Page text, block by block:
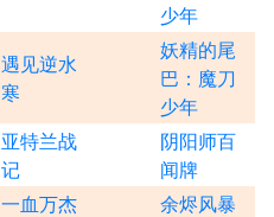
少年
遇见逆水
寒
妖精的尾
巴：魔刀
少年
亚特兰战
记
阴阳师百
闻牌
一血万杰
余烬风暴